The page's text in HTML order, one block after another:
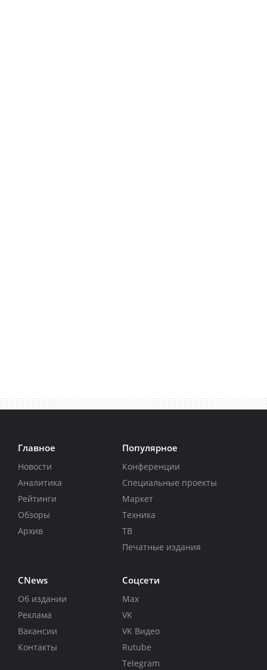
Главное
Новости
Аналитика
Рейтинги
Обзоры
Архив
Популярное
Конференции
Специальные проекты
Маркет
Техника
ТВ
Печатные издания
CNews
Об издании
Реклама
Вакансии
Контакты
Соцсети
Max
VK
VK Видео
Rutube
Telegram